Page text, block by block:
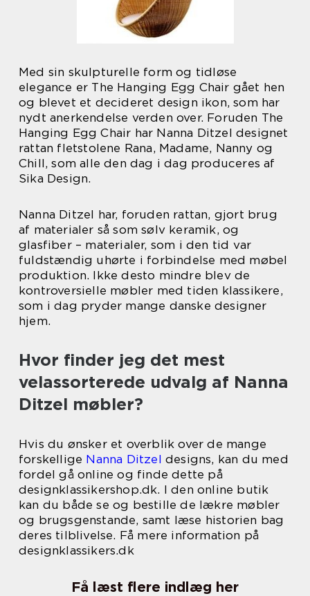
Med sin skulpturelle form og tidløse
elegance er The Hanging Egg Chair gået hen
og blevet et decideret design ikon, som har
nydt anerkendelse verden over. Foruden The
Hanging Egg Chair har Nanna Ditzel designet
rattan fletstolene Rana, Madame, Nanny og
Chill, som alle den dag i dag produceres af
Sika Design.
Nanna Ditzel har, foruden rattan, gjort brug
af materialer så som sølv keramik, og
glasfiber – materialer, som i den tid var
fuldstændig uhørte i forbindelse med møbel
produktion. Ikke desto mindre blev de
kontroversielle møbler med tiden klassikere,
som i dag pryder mange danske designer
hjem.
Hvor finder jeg det mest
velassorterede udvalg af Nanna
Ditzel møbler?
Hvis du ønsker et overblik over de mange
forskellige Nanna Ditzel designs, kan du med
fordel gå online og finde dette på
designklassikershop.dk. I den online butik
kan du både se og bestille de lækre møbler
og brugsgenstande, samt læse historien bag
deres tilblivelse. Få mere information på
designklassikers.dk
Få læst flere indlæg her